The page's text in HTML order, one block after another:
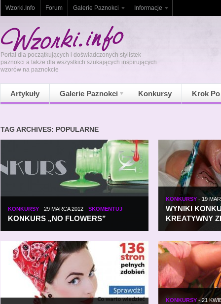
Wzorki.Info Forum Galerie Paznokci Informacje
Portal dla początkujących i doświadczonych stylistek
paznokci a także dla wszystkich szukających inspirujących
wzorów na paznokcie
Artykuły Galerie Paznokci Konkursy Krok
TAG ARCHIVES: POPULARNE
KONKURSY - 29 MARCA 2012 - SKOMENTUJ
KONKURS „NO FLOWERS”
KONKURSY - 19
WYNIKI
KREATYWNY
KONKURSY -21